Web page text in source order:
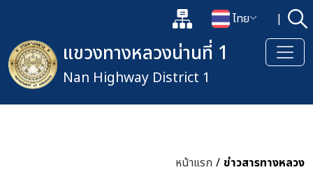
แผนผังเว็บไซต์
เปลี่ยนภาษา
ไทย | ค้
เปิดกล่องค้นหาข้อมูลหลักของเ
แขวงทางหลวงน่านที่ 1
Nan Highway District 1
หน้าแรก / ข่าวสารทางหลวง